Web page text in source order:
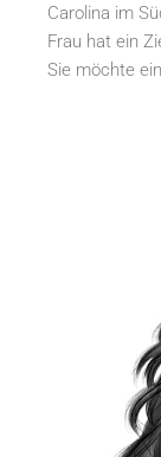
Carolina im
Frau hat ein
Sie möchte